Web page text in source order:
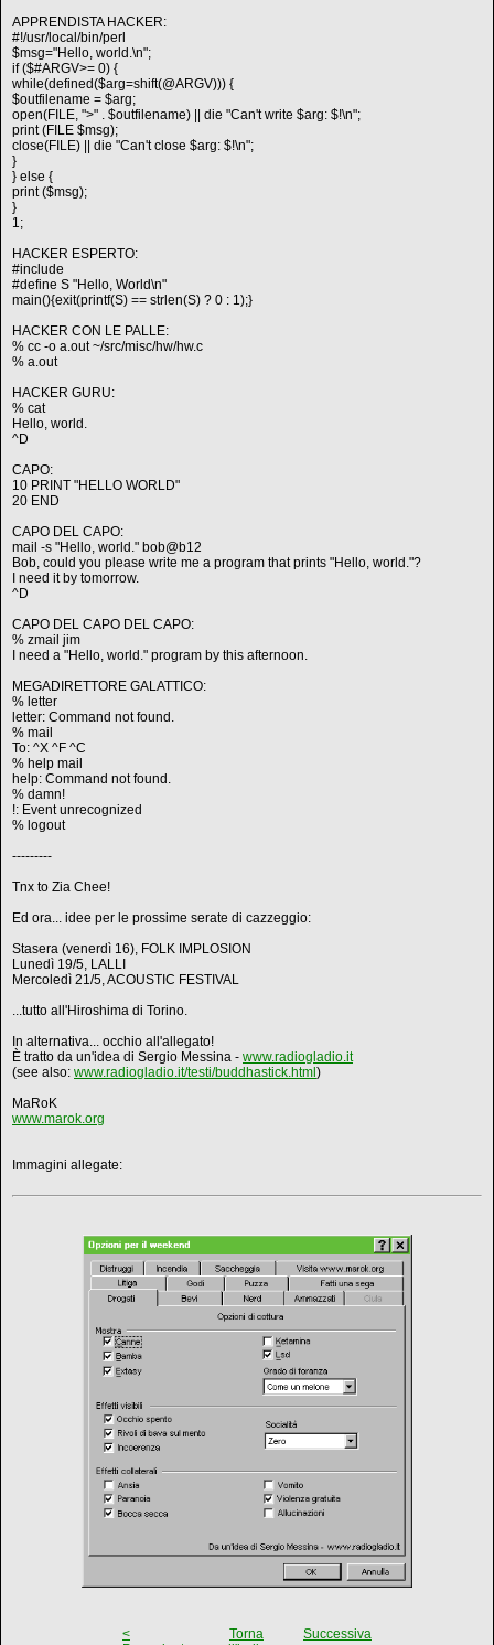
APPRENDISTA HACKER:
#!/usr/local/bin/perl
$msg="Hello, world.\n";
if ($#ARGV>= 0) {
while(defined($arg=shift(@ARGV))) {
$outfilename = $arg;
open(FILE, ">" . $outfilename) || die "Can't write $arg: $!\n";
print (FILE $msg);
close(FILE) || die "Can't close $arg: $!\n";
}
} else {
print ($msg);
}
1;
HACKER ESPERTO:
#include
#define S "Hello, World\n"
main(){exit(printf(S) == strlen(S) ? 0 : 1);}
HACKER CON LE PALLE:
% cc -o a.out ~/src/misc/hw/hw.c
% a.out
HACKER GURU:
% cat
Hello, world.
^D
CAPO:
10 PRINT "HELLO WORLD"
20 END
CAPO DEL CAPO:
mail -s "Hello, world." bob@b12
Bob, could you please write me a program that prints "Hello, world."?
I need it by tomorrow.
^D
CAPO DEL CAPO DEL CAPO:
% zmail jim
I need a "Hello, world." program by this afternoon.
MEGADIRETTORE GALATTICO:
% letter
letter: Command not found.
% mail
To: ^X ^F ^C
% help mail
help: Command not found.
% damn!
!: Event unrecognized
% logout
---------
Tnx to Zia Chee!
Ed ora... idee per le prossime serate di cazzeggio:
Stasera (venerdì 16), FOLK IMPLOSION
Lunedì 19/5, LALLI
Mercoledì 21/5, ACOUSTIC FESTIVAL
...tutto all'Hiroshima di Torino.
In alternativa... occhio all'allegato!
È tratto da un'idea di Sergio Messina - www.radiogladio.it
(see also: www.radiogladio.it/testi/buddhastick.html )
MaRoK
www.marok.org
Immagini allegate:
<
Torna
Successiva